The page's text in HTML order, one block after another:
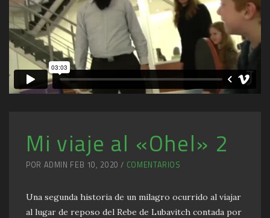
Mi viaje al «Ohel» 2
POR ADMIN FEB 10, 2020 / COMENTARIOS
Una segunda historia de un milagro ocurrido al viajar
al lugar de reposo del Rebe de Lubavitch contada por